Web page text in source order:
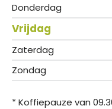
Donderdag
Vrijdag
Zaterdag
Zondag
* Koffiepauze van